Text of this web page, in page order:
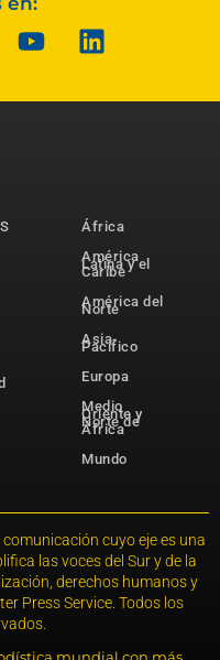
África
América
Latina y el
Caribe
América del
Norte
Asia-
Pacífico
Europa
Medio
Oriente y
Norte de
África
Mundo
cuyo eje es una
las voces del Sur y de la
derechos humanos y
Press Service. Todos los